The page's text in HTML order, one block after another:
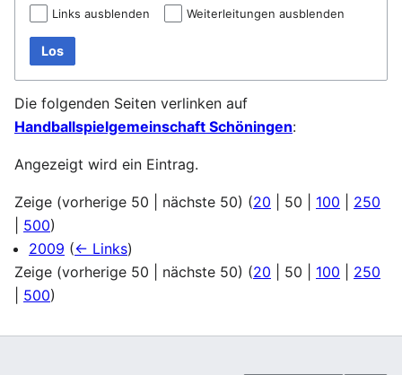
Links ausblenden Weiterleitungen ausblenden
Los
Die folgenden Seiten verlinken auf
Handballspielgemeinschaft Schöningen:
Angezeigt wird ein Eintrag.
Zeige (vorherige 50 nächste 50) (20 50 100
250
500)
2009 (← Links)
Zeige (vorherige 50 nächste 50) (20 50 100
250
500)